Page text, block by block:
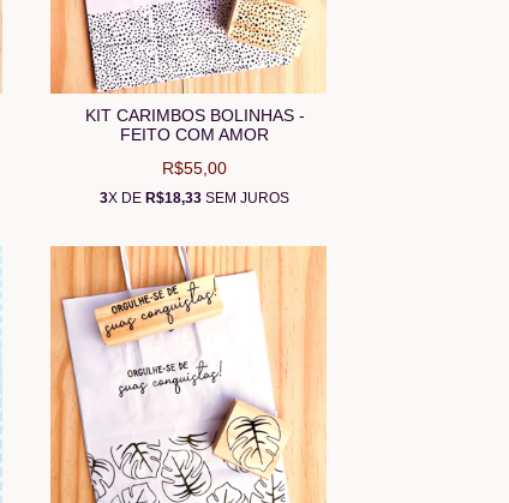
KIT CARIMBOS BOLINHAS -
FEITO COM AMOR
R$55,00
3X DE R$18,33 SEM JUROS